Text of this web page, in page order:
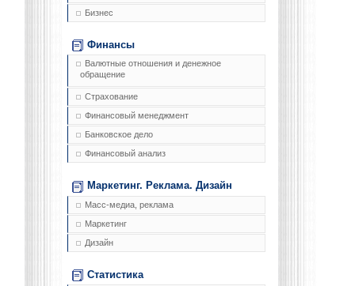
Бизнес
Финансы
Валютные отношения и денежное
обращение
Страхование
Финансовый менеджмент
Банковское дело
Финансовый анализ
Маркетинг. Реклама. Дизайн
Масс-медиа, реклама
Маркетинг
Дизайн
Статистика